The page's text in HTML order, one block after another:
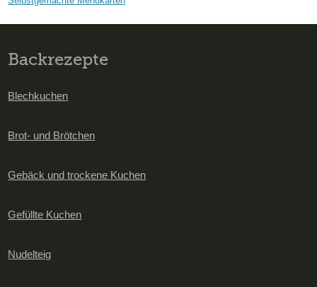
Backrezepte
Blechkuchen
Brot- und Brötchen
Gebäck und trockene Kuchen
Gefüllte Kuchen
Nudelteig